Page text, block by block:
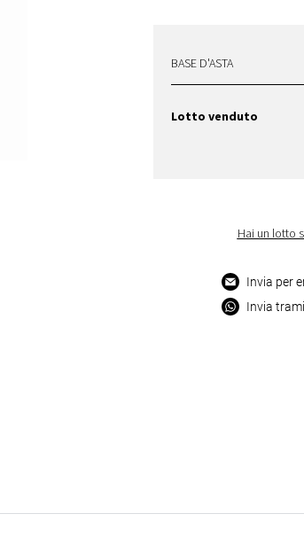
BASE D'ASTA
Lotto venduto
Hai un lotto
Invia per
Invia